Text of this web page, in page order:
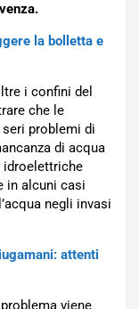
la bolletta e
i confini del
che le
problemi di
di acqua
in alcuni casi
negli invasi
attenti
viene